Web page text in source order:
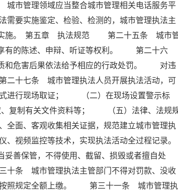
市管理领域应当整合城市管理相关电话服务平
要实施鉴定、检验、检测的，城市管理执法主
方实施。 第五章 执法规范 第二十五条 城市
享有的陈述、申辩、听证等权利。 第二十六
和危害后果依法给予相应的行政处罚。 对违
十七条 城市管理执法人员开展执法活动，可
进行现场取证； （二）在现场设置警示标
制有关文件资料等； （五）法律、法规
面、客观收集相关证据，规范建立城市管理执
视频监控等技术，实现执法活动全过程记录。
善保管，不得使用、截留、损毁或者擅自处
条 城市管理执法主管部门不得对罚款、没收
照规定全额上缴。 第三十一条 城市管理执